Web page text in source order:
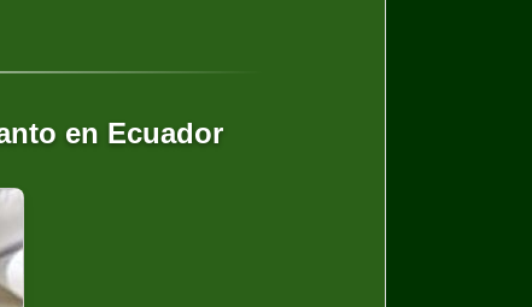
en Ecuador